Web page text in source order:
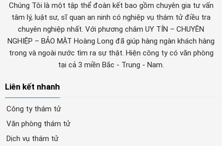
Chúng Tôi là một tập thể đoàn kết bao gồm chuyên gia tư vấn
tâm lý, luật sư, sĩ quan an ninh có nghiệp vụ thám tử điều tra
chuyên nghiệp nhất. Với phương châm UY TÍN – CHUYÊN
NGHIỆP – BẢO MẬT Hoàng Long đã giúp hàng ngàn khách hàng
trong và ngoài nước tìm ra sự thật. Hiện công ty có văn phòng
tại cả 3 miền Bắc - Trung - Nam.
Liên kết nhanh
Công ty thám tử
Văn phòng thám tử
Dịch vụ thám tử